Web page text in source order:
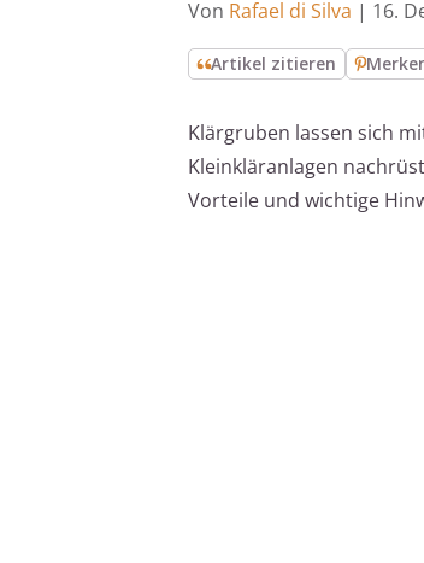
Von Rafael di Silva | 16.
Artikel zitieren
Klärgruben lassen sich
Kleinkläranlagen
Vorteile und wichtige